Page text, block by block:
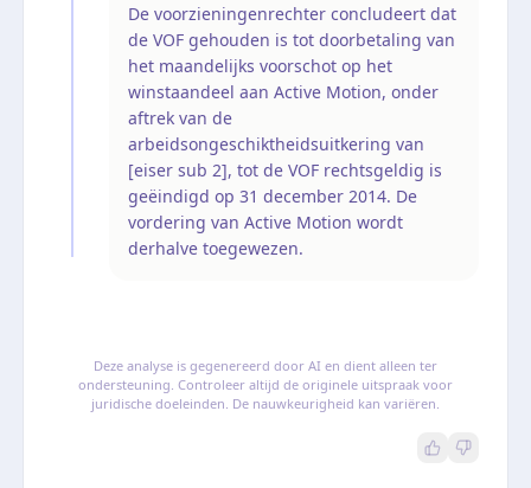
De voorzieningenrechter concludeert dat
de VOF gehouden is tot doorbetaling van
het maandelijks voorschot op het
winstaandeel aan Active Motion, onder
aftrek van de
arbeidsongeschiktheidsuitkering van
[eiser sub 2], tot de VOF rechtsgeldig is
geëindigd op 31 december 2014. De
vordering van Active Motion wordt
derhalve toegewezen.
Deze analyse is gegenereerd door AI en dient alleen ter
ondersteuning. Controleer altijd de originele uitspraak voor
juridische doeleinden. De nauwkeurigheid kan variëren.